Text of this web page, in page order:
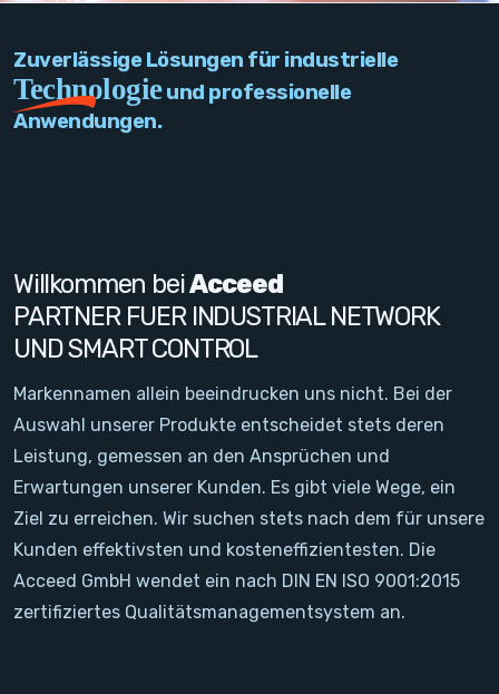
Network
Vision & Video
Sensors and Accessories
Other
Filter
Neuigkeiten
Service
Zuverlässige Lösungen für industrielle
Technologie und professionelle
Anwendungen.
Willkommen beiAcceed
PARTNER FUER INDUSTRIAL NETWORK
UND SMART CONTROL
Markennamen allein beeindrucken uns nicht. Bei der
Auswahl unserer Produkte entscheidet stets deren
Leistung, gemessen an den Ansprüchen und
Erwartungen unserer Kunden. Es gibt viele Wege, ein
Ziel zu erreichen. Wir suchen stets nach dem für unsere
Kunden effektivsten und kosteneffizientesten. Die
Acceed GmbH wendet ein nach DIN EN ISO 9001:2015
zertifiziertes Qualitätsmanagementsystem an.